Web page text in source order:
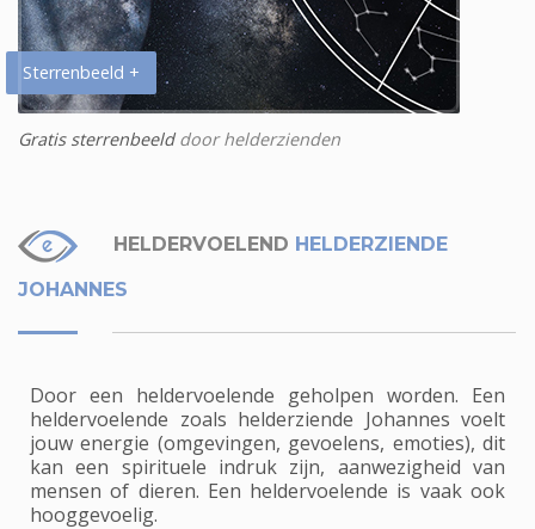
Sterrenbeeld +
Gratis sterrenbeelddoor helderzienden
HELDERVOELEND HELDERZIENDE
JOHANNES
Door een heldervoelende geholpen worden. Een
heldervoelende zoals helderziende Johannes voelt
jouw energie (omgevingen, gevoelens, emoties), dit
kan een spirituele indruk zijn, aanwezigheid van
mensen of dieren. Een heldervoelende is vaak ook
hooggevoelig.